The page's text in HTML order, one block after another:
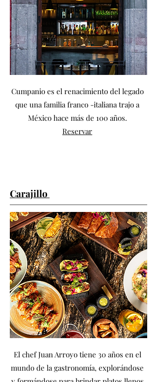
Cumpanio es el renacimiento del legado
que una familia franco -italiana trajo a
México hace más de 100 años.
Reservar
Carajillo
El chef Juan Arroyo tiene 30 años en el
mundo de la gastronomía, explorándose